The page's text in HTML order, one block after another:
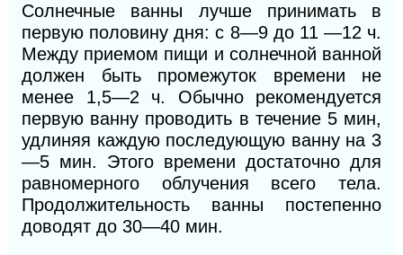
Солнечные ванны лучше принимать в
первую половину дня: с 8—9 до 11 —12 ч.
Между приемом пищи и солнечной ванной
должен быть промежуток времени не
менее 1,5—2 ч. Обычно рекомендуется
первую ванну проводить в течение 5 мин,
удлиняя каждую последующую ванну на 3
—5 мин. Этого времени достаточно для
равномерного облучения всего тела.
Продолжительность ванны постепенно
доводят до 30—40 мин.